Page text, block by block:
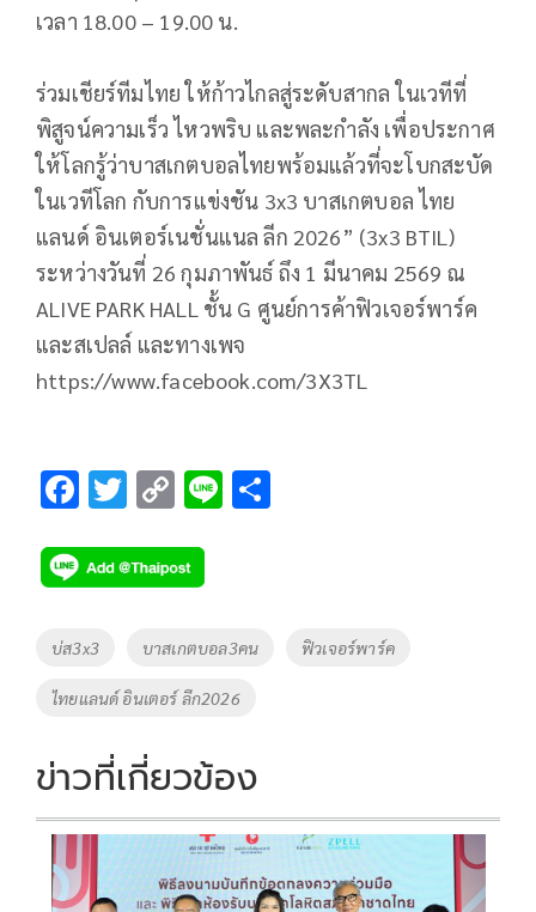
เวลา 18.00 – 19.00 น.
ร่วมเชียร์ทีมไทย ให้ก้าวไกลสู่ระดับสากล ในเวทีที่
พิสูจน์ความเร็ว ไหวพริบ และพละกำลัง เพื่อประกาศ
ให้โลกรู้ว่าบาสเกตบอลไทยพร้อมแล้วที่จะโบกสะบัด
ในเวทีโลก กับการแข่งชัน 3x3 บาสเกตบอล ไทย
แลนด์ อินเตอร์เนชั่นแนล ลีก 2026” (3x3 BTIL)
ระหว่างวันที่ 26 กุมภาพันธ์ ถึง 1 มีนาคม 2569 ณ
ALIVE PARK HALL ชั้น G ศูนย์การค้าฟิวเจอร์พาร์ค
และสเปลล์ และทางเพจ
https://www.facebook.com/3X3TL
F
e
b
o
k
T
tt
er
C
p
y
Li
n
k
Li
Tags
บ่ส3x3 บาสเกตบอล3คน ฟิวเจอร์พาร์ค
ไทยแลนด์ อินเตอร์ ลีก2026
ข่าวที่เกี่ยวข้อง